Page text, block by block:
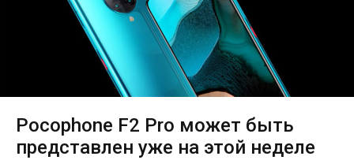
Pocophone F2 Pro может быть
представлен уже на этой неделе